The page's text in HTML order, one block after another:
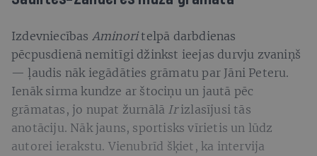
Izdevniecības Aminoritelpā darbdienas
pēcpusdienā nemitīgi džinkst ieejas durvju zvaniņš
— ļaudis nāk iegādāties grāmatu par Jāni Peteru.
Ienāk sirma kundze ar štociņu un jautā pēc
grāmatas, jo nupat žurnālā Irizlasījusi tās
anotāciju. Nāk jauns, sportisks vīrietis un lūdz
autorei ierakstu. Vienubrīd šķiet, ka intervija